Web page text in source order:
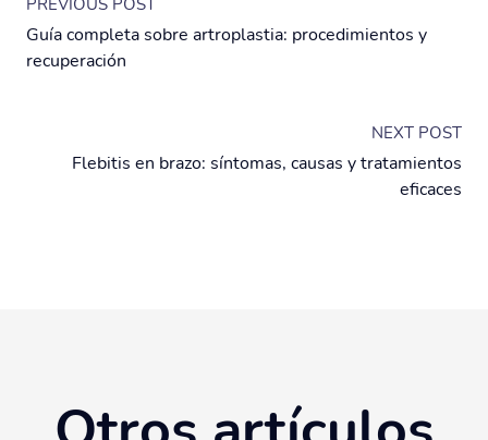
PREVIOUS POST
Guía completa sobre artroplastia: procedimientos y
recuperación
NEXT POST
Flebitis en brazo: síntomas, causas y tratamientos
eficaces